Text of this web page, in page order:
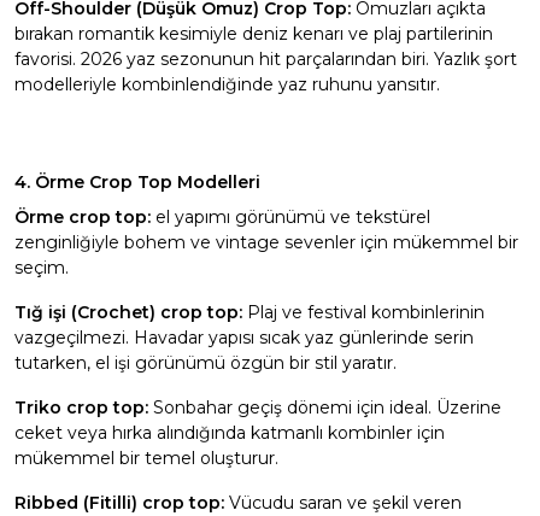
Off-Shoulder (Düşük Omuz) Crop Top: Omuzları açıkta
bırakan romantik kesimiyle deniz kenarı ve plaj partilerinin
favorisi. 2026 yaz sezonunun hit parçalarından biri. Yazlık şort
modelleriyle kombinlendiğinde yaz ruhunu yansıtır.
4. Örme Crop Top Modelleri
Örme crop top: el yapımı görünümü ve tekstürel
zenginliğiyle bohem ve vintage sevenler için mükemmel bir
seçim.
Tığ işi (Crochet) crop top: Plaj ve festival kombinlerinin
vazgeçilmezi. Havadar yapısı sıcak yaz günlerinde serin
tutarken, el işi görünümü özgün bir stil yaratır.
Triko crop top: Sonbahar geçiş dönemi için ideal. Üzerine
ceket veya hırka alındığında katmanlı kombinler için
mükemmel bir temel oluşturur.
Ribbed (Fitilli) crop top: Vücudu saran ve şekil veren